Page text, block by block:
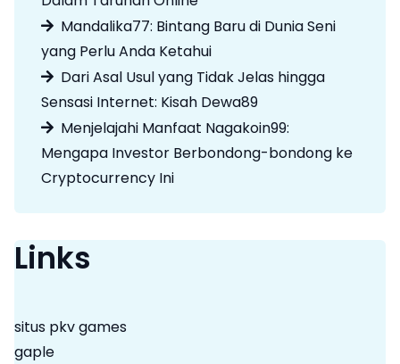
Mandalika77: Bintang Baru di Dunia Seni
yang Perlu Anda Ketahui
Dari Asal Usul yang Tidak Jelas hingga
Sensasi Internet: Kisah Dewa89
Menjelajahi Manfaat Nagakoin99:
Mengapa Investor Berbondong-bondong ke
Cryptocurrency Ini
Links
situs pkv games
gaple